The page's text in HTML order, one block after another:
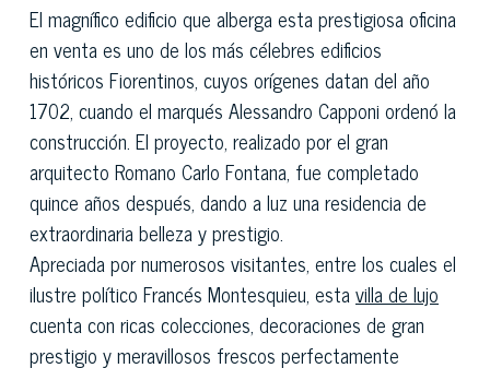
El magnífico edificio que alberga esta prestigiosa oficina
en venta es uno de los más célebres edificios
históricos Fiorentinos, cuyos orígenes datan del año
1702, cuando el marqués Alessandro Capponi ordenó la
construcción. El proyecto, realizado por el gran
arquitecto Romano Carlo Fontana, fue completado
quince años después, dando a luz una residencia de
extraordinaria belleza y prestigio.
Apreciada por numerosos visitantes, entre los cuales el
ilustre político Francés Montesquieu, estavilla de lujo
cuenta con ricas colecciones, decoraciones de gran
prestigio y meravillosos frescos perfectamente